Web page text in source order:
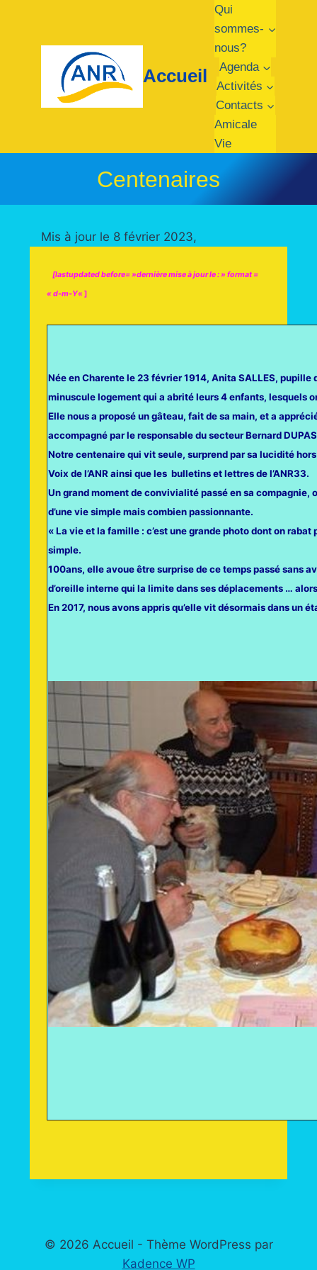
contenu
Accueil
Qui
sommes-
nous?
Agenda
Activités
Contacts
Amicale
Vie
Centenaires
Mis à jour le 8 février 2023,
[lastupdated before= »dernière mise à jour le : » format =
« d-m-Y« ]
Née en Charente le 23 février 1914, Anita SALLES,
minuscule logement qui a abrité leurs 4 enfants, lesquels
Elle nous a proposé un gâteau, fait de sa main, et a
accompagné par le responsable du secteur Bernard
Notre centenaire qui vit seule, surprend par sa lucidité
Voix de l’ANR ainsi que les bulletins et lettres de l’ANR33.
Un grand moment de convivialité passé en sa
d’une vie simple mais combien passionnante.
« La vie et la famille : c’est une grande photo dont on
simple.
100ans, elle avoue être surprise de ce temps passé sans
d’oreille interne qui la limite dans ses déplacements …
En 2017, nous avons appris qu’elle vit désormais dans un
© 2026 Accueil - Thème WordPress par
Kadence WP